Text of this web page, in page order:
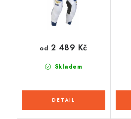
Skladem
od 2 489 Kč